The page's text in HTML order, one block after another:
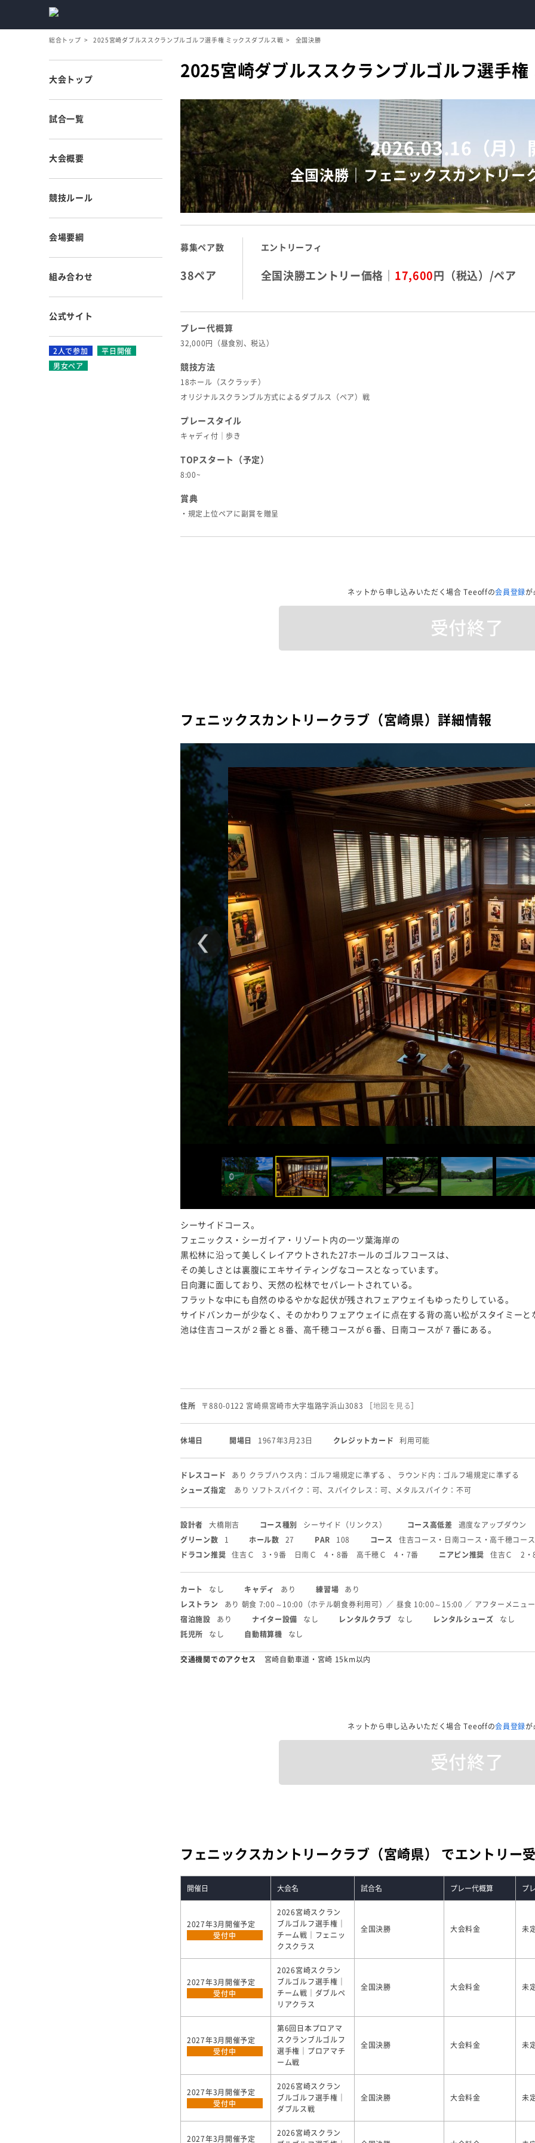
総合トップ 2025宮崎ダブルススクランブルゴルフ選手権 ミックスダブルス戦 全国決勝
2025宮崎ダブルススクランブルゴルフ選手権
2026.03.16（月）
全国決勝｜フェニックスカントリー
募集ペア数
38ペア
エントリーフィ
全国決勝エントリー価格｜ 17,600 円（税込）/ペア
プレー代概算
32,000円（昼食別、税込）
競技方法
18ホール（スクラッチ）
オリジナルスクランブル方式によるダブルス（ペア）戦
プレースタイル
キャディ付｜歩き
TOPスタート（予定）
8:00~
賞典
・規定上位ペアに副賞を贈呈
ネットから申し込みいただく場合Teeoffの会員登録が
受付終了
フェニックスカントリークラブ（宮崎県）詳細情報
シーサイドコース。
フェニックス・シーガイア・リゾート内の一ツ葉海岸の
黒松林に沿って美しくレイアウトされた27ホールのゴルフコースは、
その美しさとは裏腹にエキサイティングなコースとなっています。
日向灘に面しており、天然の松林でセパレートされている。
フラットな中にも自然のゆるやかな起伏が残されフェアウェイもゆったりしている。
サイドバンカーが少なく、そのかわりフェアウェイに点在する背の高い松がスタイミーと
池は住吉コースが２番と８番、高千穂コースが６番、日南コースが７番にある。
住所 〒880-0122 宮崎県宮崎市大字塩路字浜山3083 地図を見る
休場日 開場日 1967年3月23日 クレジットカード 利用可能
ドレスコード あり クラブハウス内：ゴルフ場規定に準ずる 、 ラウンド内：ゴルフ場規定に準ずる
シューズ指定 あり ソフトスパイク：可、スパイクレス：可、メタルスパイク：不可
設計者 大橋剛吉 コース種別 シーサイド（リンクス） コース高低差 適度なアップダウン
グリーン数 1 ホール数 27 PAR 108 コース 住吉コース・日南コース・高千穂コース
ドラコン推奨 住吉Ｃ 3・9番 日南Ｃ 4・8番 高千穂Ｃ 4・7番 ニアピン推奨 住吉Ｃ 2
カート なし キャディ あり 練習場 あり
レストラン あり 朝食 7:00～10:00（ホテル朝食券利用可）／ 昼食 10:00～15:00 ／ アフターメニュ
宿泊施設 あり ナイター設備 なし レンタルクラブ なし レンタルシューズ なし
託児所 なし 自動精算機 なし
交通機関でのアクセス 宮崎自動車道・宮崎 15km以内
ネットから申し込みいただく場合Teeoffの会員登録が
受付終了
フェニックスカントリークラブ（宮崎県） でエントリー
開催日 大会名 試合名 プレー代概算 プ
2027年3月開催予定
受付中
2026宮崎スクラン
ブルゴルフ選手権｜
チーム戦｜フェニッ
クスクラス
全国決勝 大会料金 未
2027年3月開催予定
受付中
2026宮崎スクラン
ブルゴルフ選手権｜
チーム戦｜ダブルペ
リアクラス
全国決勝 大会料金 未
2027年3月開催予定
受付中
第6回日本プロアマ
スクランブルゴルフ
選手権｜プロアマチ
ーム戦
全国決勝 大会料金 未
2027年3月開催予定
受付中
2026宮崎スクラン
ブルゴルフ選手権｜
ダブルス戦
全国決勝 大会料金 未
2027年3月開催予定
2026宮崎スクラン
大会トップ
試合一覧
大会概要
競技ルール
会場要綱
組み合わせ
公式サイト
2人で参加 平日開催
男女ペア